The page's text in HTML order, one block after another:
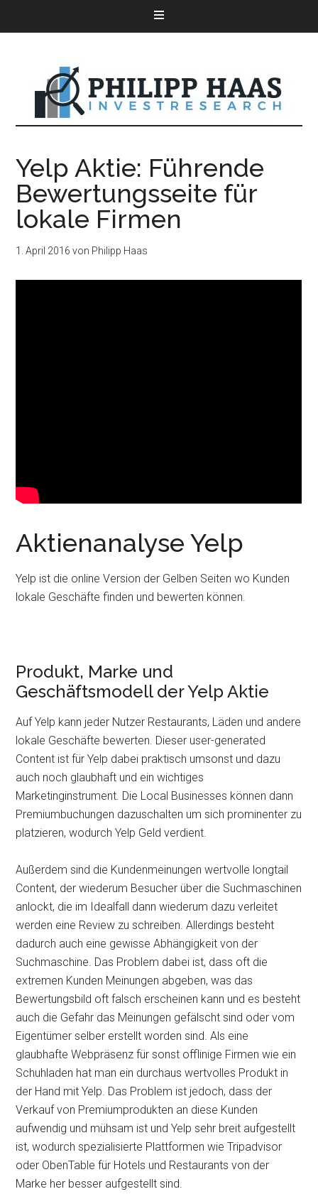
Yelp Aktie: Führende
Bewertungsseite für
lokale Firmen
1. April 2016 von Philipp Haas
Aktienanalyse Yelp
Yelp ist die online Version der Gelben Seiten wo Kunden
lokale Geschäfte finden und bewerten können.
Produkt, Marke und
Geschäftsmodell der Yelp Aktie
Auf Yelp kann jeder Nutzer Restaurants, Läden und andere
lokale Geschäfte bewerten. Dieser user-generated
Content ist für Yelp dabei praktisch umsonst und dazu
auch noch glaubhaft und ein wichtiges
Marketinginstrument. Die Local Businesses können dann
Premiumbuchungen dazuschalten um sich prominenter zu
platzieren, wodurch Yelp Geld verdient.
Außerdem sind die Kundenmeinungen wertvolle longtail
Content, der wiederum Besucher über die Suchmaschinen
anlockt, die im Idealfall dann wiederum dazu verleitet
werden eine Review zu schreiben. Allerdings besteht
dadurch auch eine gewisse Abhängigkeit von der
Suchmaschine. Das Problem dabei ist, dass oft die
extremen Kunden Meinungen abgeben, was das
Bewertungsbild oft falsch erscheinen kann und es besteht
auch die Gefahr das Meinungen gefälscht sind oder vom
Eigentümer selber erstellt worden sind. Als eine
glaubhafte Webpräsenz für sonst offlinige Firmen wie ein
Schuhladen hat man ein durchaus wertvolles Produkt in
der Hand mit Yelp. Das Problem ist jedoch, dass der
Verkauf von Premiumprodukten an diese Kunden
aufwendig und mühsam ist und Yelp sehr breit aufgestellt
ist, wodurch spezialisierte Plattformen wie Tripadvisor
oder ObenTable für Hotels und Restaurants von der
Marke her besser aufgestellt sind.